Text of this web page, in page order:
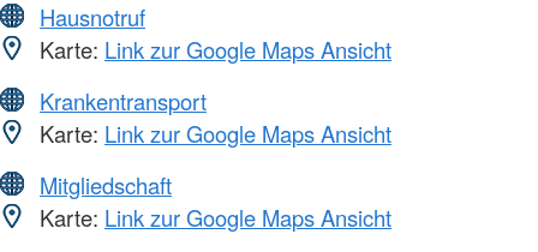
Hausnotruf
Karte: Link zur Google Maps Ansicht
Krankentransport
Karte: Link zur Google Maps Ansicht
Mitgliedschaft
Karte: Link zur Google Maps Ansicht